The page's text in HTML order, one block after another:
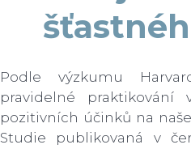
Podle výzkumu
pravidelné praktikování
pozitivních účinků na
Studie publikovaná v